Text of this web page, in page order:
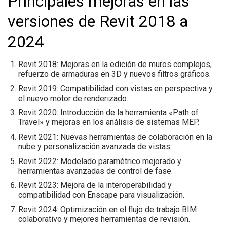
versiones de Revit 2018 a
2024
Revit 2018: Mejoras en la edición de muros complejos,
refuerzo de armaduras en 3D y nuevos filtros gráficos.
Revit 2019: Compatibilidad con vistas en perspectiva y
el nuevo motor de renderizado.
Revit 2020: Introducción de la herramienta «Path of
Travel» y mejoras en los análisis de sistemas MEP.
Revit 2021: Nuevas herramientas de colaboración en la
nube y personalización avanzada de vistas.
Revit 2022: Modelado paramétrico mejorado y
herramientas avanzadas de control de fase.
Revit 2023: Mejora de la interoperabilidad y
compatibilidad con Enscape para visualización.
Revit 2024: Optimización en el flujo de trabajo BIM
colaborativo y mejores herramientas de revisión.